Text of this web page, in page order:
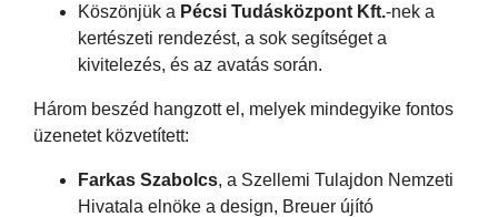
Köszönjük a Pécsi Tudásközpont Kft.-nek a
kertészeti rendezést, a sok segítséget a
kivitelezés, és az avatás során.
Három beszéd hangzott el, melyek mindegyike fontos
üzenetet közvetített:
Farkas Szabolcs, a Szellemi Tulajdon Nemzeti
Hivatala elnöke a design, Breuer újító